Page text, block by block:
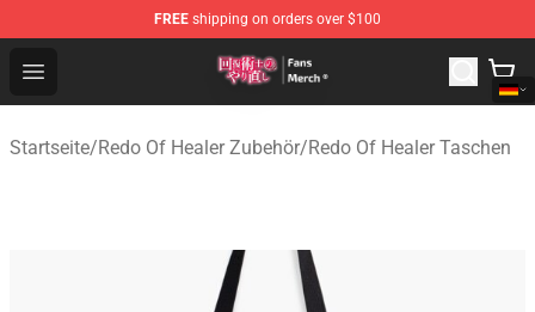
FREE shipping on orders over $100
Open menu
Redo Of Healer Store - Official Redo Of Healer
Startseite/Redo Of Healer Zubehör/Redo Of Healer Taschen